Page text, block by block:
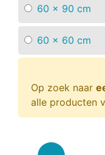
60 x 90 cm
60 x 60 cm
Op zoek naar
alle producten